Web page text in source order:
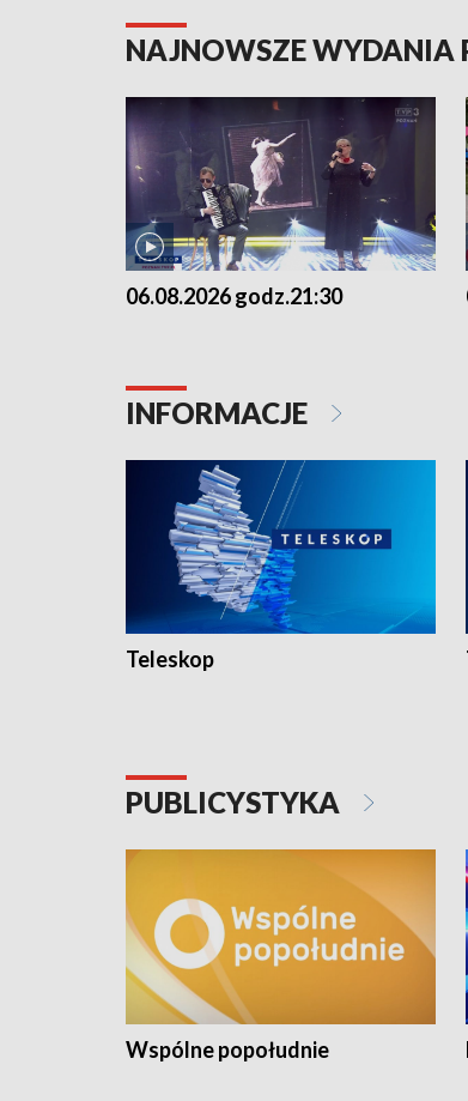
NAJNOWSZE WYDANIA
06.08.2026 godz.21:30
INFORMACJE
Teleskop
PUBLICYSTYKA
Wspólne popołudnie